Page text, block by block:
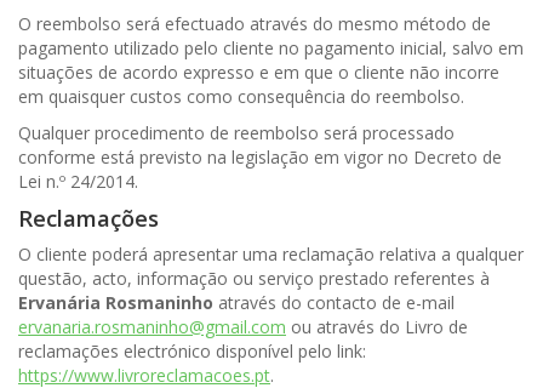
O reembolso será efectuado através do mesmo método de
pagamento utilizado pelo cliente no pagamento inicial, salvo em
situações de acordo expresso e em que o cliente não incorre
em quaisquer custos como consequência do reembolso.
Qualquer procedimento de reembolso será processado
conforme está previsto na legislação em vigor no Decreto de
Lei n.º 24/2014.
Reclamações
O cliente poderá apresentar uma reclamação relativa a qualquer
questão, acto, informação ou serviço prestado referentes à
Ervanária Rosmaninho através do contacto de e-mail
ervanaria.rosmaninho@gmail.com ou através do Livro de
reclamações electrónico disponível pelo link:
https://www.livroreclamacoes.pt.